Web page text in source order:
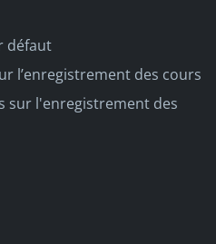
défaut
l’enregistrement des cours
sur l'enregistrement des